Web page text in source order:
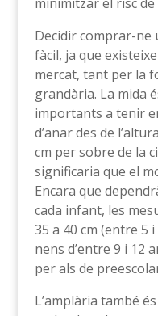
Decidir comprar-ne
fàcil, ja que
mercat, tant per la
grandària. La mida
importants a tenir
d’anar des de
cm per sobre de la
significaria que el
Encara que
cada infant, les
35 a 40 cm (entre 5
nens d’entre 9 i 12
per als de
L’amplària també